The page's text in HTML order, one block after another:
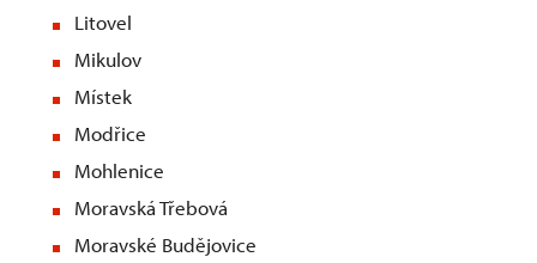
Litovel
Mikulov
Místek
Modřice
Mohlenice
Moravská Třebová
Moravské Budějovice